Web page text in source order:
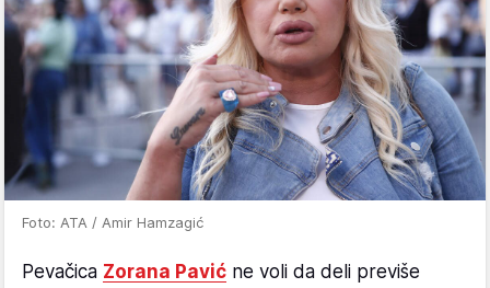
Foto: ATA / Amir Hamzagić
Pevačica Zorana Pavić ne voli da deli previše